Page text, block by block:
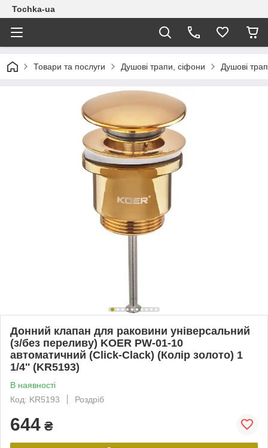
Tochka-ua
Товари та послуги Душові трапи, сіфони Душові
Донний клапан для раковини універсальний
(з/без переливу) KOER PW-01-10
автоматичний (Click-Clack) (Колір золото) 1
1/4'' (KR5193)
В наявності
Код: KR5193
Роздріб
644 ₴